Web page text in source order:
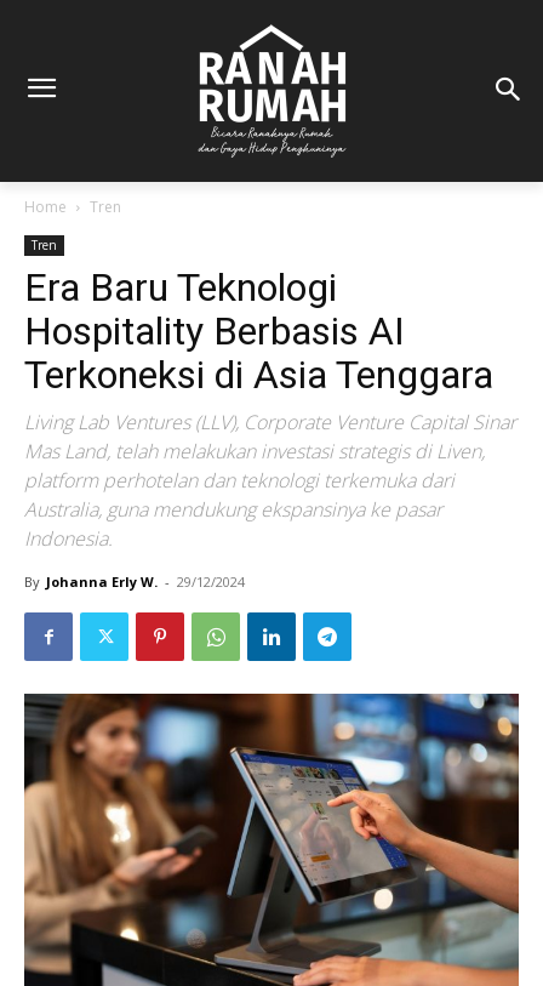
Home Tren
Tren
Era Baru Teknologi
Hospitality Berbasis AI
Terkoneksi di Asia Tenggara
Living Lab Ventures (LLV), Corporate Venture Capital Sinar
Mas Land, telah melakukan investasi strategis di Liven,
platform perhotelan dan teknologi terkemuka dari
Australia, guna mendukung ekspansinya ke pasar
Indonesia.
By Johanna Erly W. - 29/12/2024